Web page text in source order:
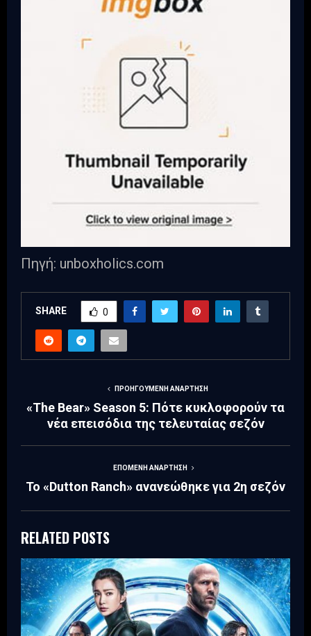
Πηγή: unboxholics.com
SHARE 0
ΠΡΟΗΓΟΎΜΕΝΗ ΑΝΆΡΤΗΣΗ
«The Bear» Season 5: Πότε κυκλοφορούν τα
νέα επεισόδια της τελευταίας σεζόν
ΕΠΌΜΕΝΗ ΑΝΆΡΤΗΣΗ
Το «Dutton Ranch» ανανεώθηκε για 2η σεζόν
RELATED POSTS